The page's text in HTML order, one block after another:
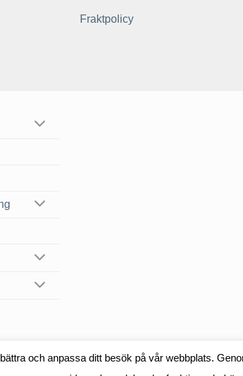
Fraktpolicy
OM
och anpassa ditt besök på vår webbplats.